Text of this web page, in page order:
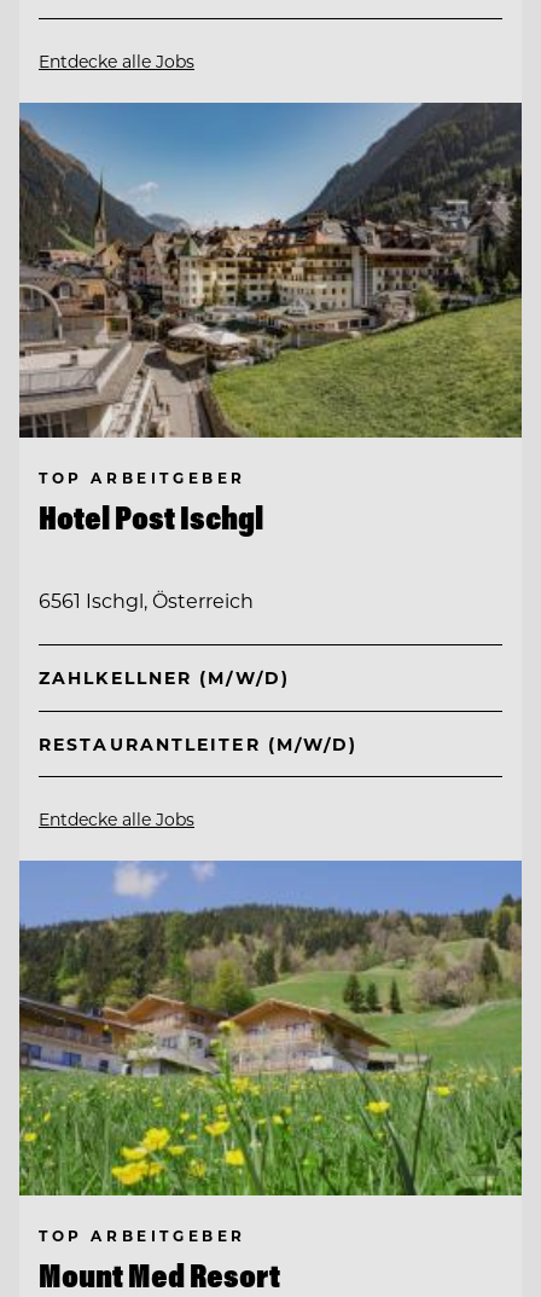
Entdecke alle Jobs
TOP ARBEITGEBER
Hotel Post Ischgl
6561 Ischgl, Österreich
ZAHLKELLNER (M/W/D)
RESTAURANTLEITER (M/W/D)
Entdecke alle Jobs
TOP ARBEITGEBER
Mount Med Resort